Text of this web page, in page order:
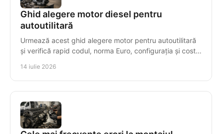
Ghid alegere motor diesel pentru
autoutilitară
Urmează acest ghid alegere motor pentru autoutilitară
și verifică rapid codul, norma Euro, configurația și costul
14 iulie 2026